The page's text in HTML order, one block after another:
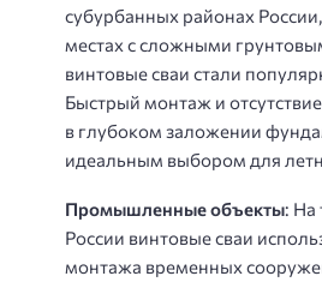
субурбанных районах
местах с сложными
винтовые сваи стали
Быстрый монтаж и
в глубоком заложении
идеальным выбором для
Промышленные объекты: На
России винтовые сваи
монтажа временных